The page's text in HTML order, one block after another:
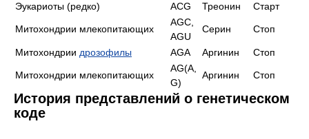
Эукариоты (редко)
ACG Треонин Старт
Митохондрии млекопитающих
AGC,
AGU
Серин Стоп
Митохондрии дрозофилы AGA Аргинин Стоп
Митохондрии млекопитающих
AG(A,
G)
Аргинин Стоп
История представлений о генетическом
коде